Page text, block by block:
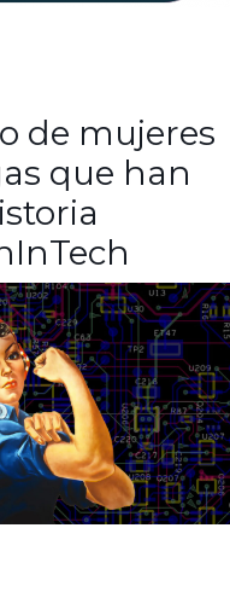
de mujeres
que han